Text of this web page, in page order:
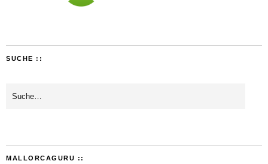
SUCHE ::
MALLORCAGURU ::